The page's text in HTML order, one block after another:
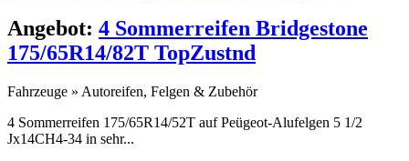
Angebot: 4 Sommerreifen Bridgestone
175/65R14/82T TopZustnd
Fahrzeuge » Autoreifen, Felgen & Zubehör
4 Sommerreifen 175/65R14/52T auf Peügeot-Alufelgen 5 1/2
Jx14CH4-34 in sehr...